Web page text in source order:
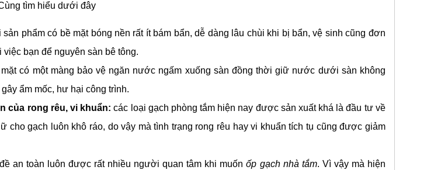
tìm hiểu dưới đây
sản phẩm có bề mặt bóng nền rất ít bám bẩn, dễ dàng lâu chùi khi bị bẩn, vệ sinh cũng đơn
bạn để nguyên sàn bê tông.
mặt có một màng bảo vệ ngăn nước ngấm xuống sàn đồng thời giữ nước dưới sàn không
ẩm mốc, hư hại công trình.
của rong rêu, vi khuẩn: các loại gạch phòng tắm hiện nay được sản xuất khá là đầu tư về
cho gạch luôn khô ráo, do vậy mà tình trạng rong rêu hay vi khuẩn tích tụ cũng được giảm
an toàn luôn được rất nhiều người quan tâm khi muốnốp gạch nhà tắm. Vì vậy mà hiện